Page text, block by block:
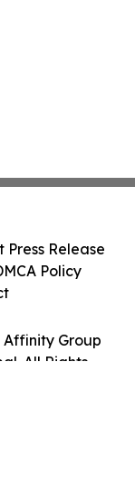
Affinity Group
All Rights
Press Release
Policy